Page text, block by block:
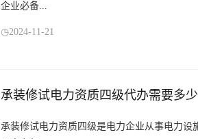
企业必备...
2024-11-21
承装修试电力资质四级代办需要多
承装修试电力资质四级是电力企业从事电力